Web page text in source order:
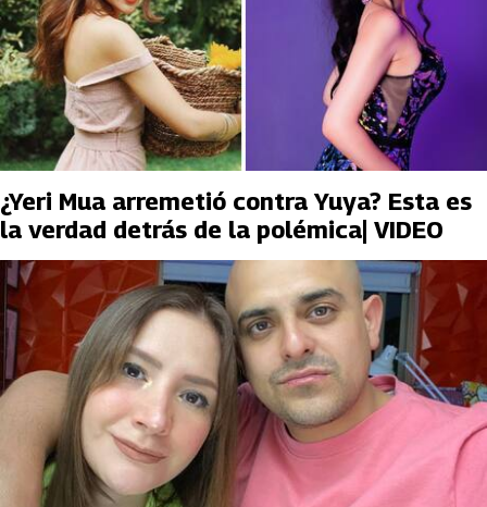
¿Yeri Mua arremetió contra Yuya? Esta es
la verdad detrás de la polémica| VIDEO